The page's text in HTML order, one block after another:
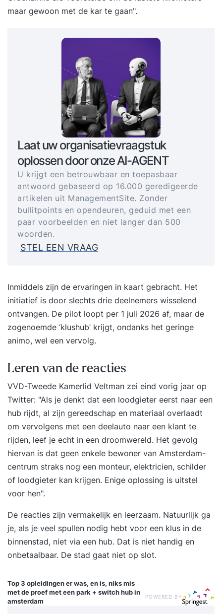
maar gewoon met de kar te gaan".
Laat uw organisatievraagstuk
oplossen door onze AI-AGENT
U krijgt een betrouwbaar en toepasbaar
antwoord gebaseerd op 16.000 geredigeerde
artikelen uit ManagementSite. Zonder
bullitpoints en opendeuren, geduid met een
paar voorbeelden en niet langer dan 500
woorden.
STEL EEN VRAAG
Inmiddels zijn de ervaringen in kaart gebracht. Het
initiatief is door slechts drie deelnemers wisselend
ontvangen. De pilot loopt per 1 juli 2026 af, maar de
zogenoemde ‘klushub’ krijgt, ondanks het geringe
animo, wel een vervolg.
Leren van de reacties
VVD-Tweede Kamerlid Veltman zei eind vorig jaar op
Twitter: "Als je denkt dat een loodgieter eerst naar een
hub rijdt, al zijn gereedschap en materiaal overlaadt
om vervolgens met een deelauto naar een klant te
rijden, leef je echt in een droomwereld. Het gevolg
hiervan is dat geen enkele bewoner van Amsterdam-
centrum straks nog een monteur, elektricien, schilder
of loodgieter kan krijgen. Enige oplossing is uitstel
voor hen".
De reacties zijn vermakelijk en leerzaam. Natuurlijk ga
je, als je veel spullen nodig hebt voor een klus in de
binnenstad, niet via een hub. Dat is niet handig en
onbetaalbaar. De stad gaat niet op slot.
Top 3 opleidingener was, en is, niks mis
met de proef met een park + switch hub in
amsterdam
POWERED BY